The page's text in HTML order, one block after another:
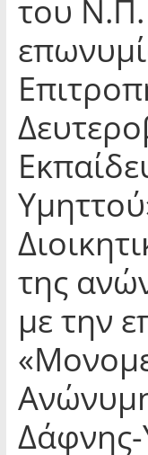
του Ν.Π.
της
με την
Δάφνης-